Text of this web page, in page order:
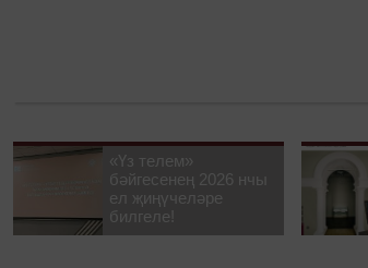
«Үз телем»
бәйгесенең 2026 нчы
ел җиңүчеләре
билгеле!